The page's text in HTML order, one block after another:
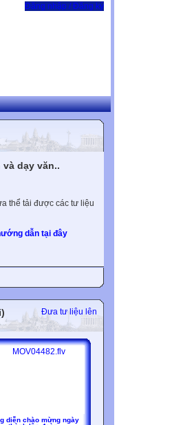
Đăng nhập / Đăng ký
dạy văn..
thể tải được các tư liệu
dẫn tại đây
Đưa tư liệu lên
diễn chào mừng ngày